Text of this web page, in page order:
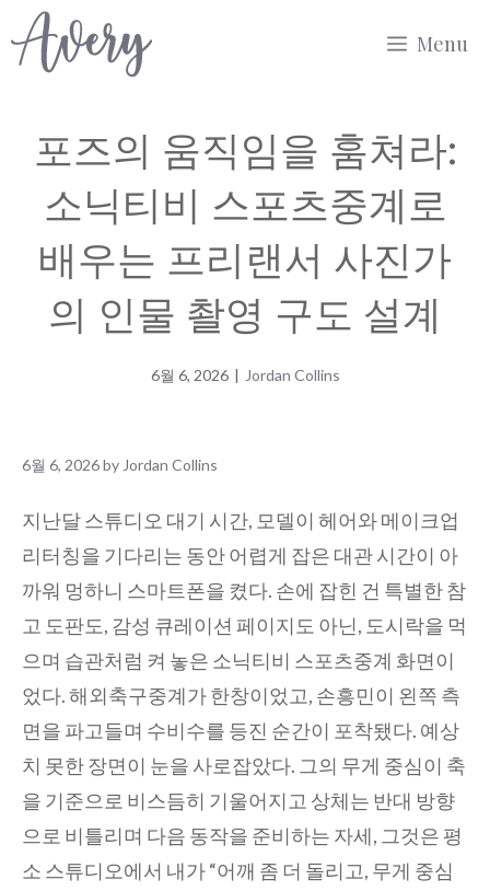
to
Menu
포즈의 움직임을 훔쳐라:
소닉티비 스포츠중계로
배우는 프리랜서 사진가
의 인물 촬영 구도 설계
6월 6, 2026 | Jordan Collins
6월 6, 2026by Jordan Collins
지난달 스튜디오 대기 시간, 모델이 헤어와 메이크업
리터칭을 기다리는 동안 어렵게 잡은 대관 시간이 아
까워 멍하니 스마트폰을 켰다. 손에 잡힌 건 특별한 참
고 도판도, 감성 큐레이션 페이지도 아닌, 도시락을 먹
으며 습관처럼 켜 놓은 소닉티비 스포츠중계 화면이
었다. 해외축구중계가 한창이었고, 손흥민이 왼쪽 측
면을 파고들며 수비수를 등진 순간이 포착됐다. 예상
치 못한 장면이 눈을 사로잡았다. 그의 무게 중심이 축
을 기준으로 비스듬히 기울어지고 상체는 반대 방향
으로 비틀리며 다음 동작을 준비하는 자세, 그것은 평
소 스튜디오에서 내가 “어깨 좀 더 돌리고, 무게 중심